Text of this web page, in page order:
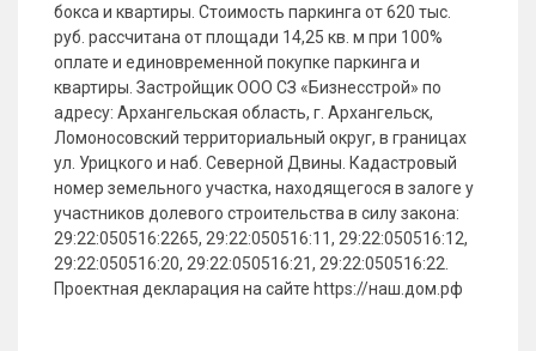
бокса и квартиры. Стоимость паркинга от 620 тыс.
руб. рассчитана от площади 14,25 кв. м при 100%
оплате и единовременной покупке паркинга и
квартиры. Застройщик ООО СЗ «Бизнесстрой» по
адресу: Архангельская область, г. Архангельск,
Ломоносовский территориальный округ, в границах
ул. Урицкого и наб. Северной Двины. Кадастровый
номер земельного участка, находящегося в залоге у
участников долевого строительства в силу закона:
29:22:050516:2265, 29:22:050516:11, 29:22:050516:12,
29:22:050516:20, 29:22:050516:21, 29:22:050516:22.
Проектная декларация на сайте https://наш.дом.рф